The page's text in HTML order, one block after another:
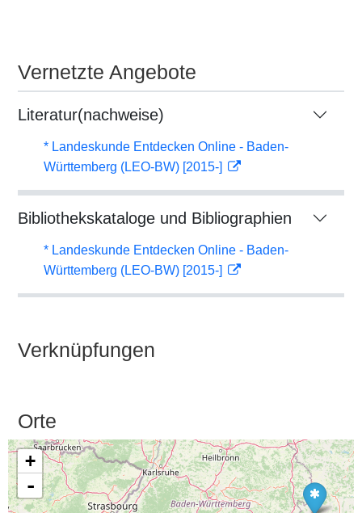
Vernetzte Angebote
Literatur(nachweise)
* Landeskunde Entdecken Online - Baden-
Württemberg (LEO-BW) [2015-]
Bibliothekskataloge und Bibliographien
* Landeskunde Entdecken Online - Baden-
Württemberg (LEO-BW) [2015-]
Verknüpfungen
Orte
+
-